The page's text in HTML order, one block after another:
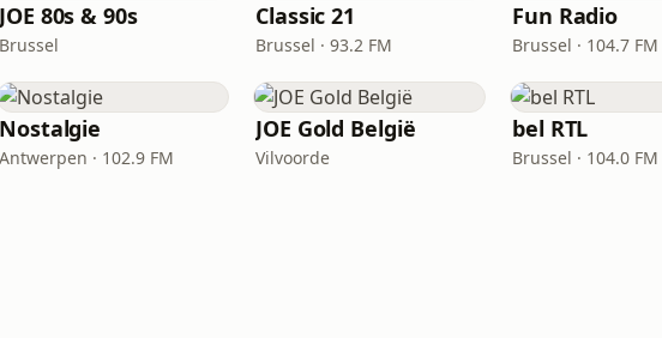
JOE 80s & 90s
Brussel
Classic 21
Brussel · 93.2 FM
Fun Radio
Brussel · 104.7 FM
Nostalgie
Antwerpen · 102.9 FM
JOE Gold België
Vilvoorde
bel RTL
Brussel · 104.0 FM